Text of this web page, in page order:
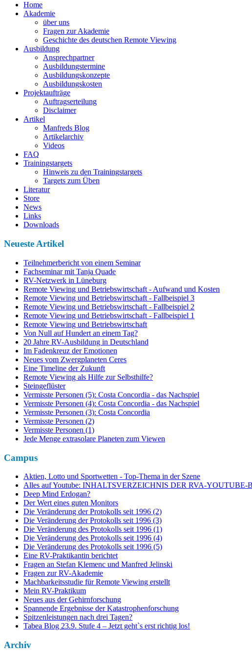
Home
Akademie
über uns
Fragen zur Akademie
Geschichte des deutschen Remote Viewing
Ausbildung
Ansprechpartner
Ausbildungstermine
Ausbildungskonzepte
Ausbildungskosten
Projektaufträge
Auftragserteilung
Disclaimer
Artikel
Manfreds Blog
Artikelarchiv
Videos
FAQ
Trainingstargets
Hinweis zu den Trainingstargets
Targets zum Üben
Literatur
Store
News
Links
Downloads
Neueste Artikel
Teilnehmerbericht von einem Seminar
Fachseminar mit Tanja Quade
RV-Netzwerk in Lüneburg
Remote Viewing und Betriebswirtschaft - Aufwand und Kosten
Remote Viewing und Betriebswirtschaft - Fallbeispiel 3
Remote Viewing und Betriebswirtschaft - Fallbeispiel 2
Remote Viewing und Betriebswirtschaft - Fallbeispiel 1
Remote Viewing und Betriebswirtschaft
Von Null auf Hundert an einem Tag?
20 Jahre RV-Ausbildung in Deutschland
Im Fadenkreuz der Emotionen
Neues vom Zwergplaneten Ceres
Eine Timeline der Zukunft
Remote Viewing als Hilfe zur Selbsthilfe?
Steingeflüster
Vermisste Personen (5): Costa Concordia - das Nachspiel
Vermisste Personen (4): Costa Concordia - das Nachspiel
Vermisste Personen (3): Costa Concordia
Vermisste Personen (2)
Vermisste Personen (1)
Jede Menge extrasolare Planeten zum Viewen
Campus
Aktien, Lotto und Sportwetten - Top-Thema in der Szene
Alles auf Youtube: INHALTSVERZEICHNIS DER RVA-YOUTUBE-
Deep Mind Erdogan?
Der Wert eines guten Monitors
Die Veränderung der Protokolls seit 1996 (2)
Die Veränderung der Protokolls seit 1996 (3)
Die Veränderung des Protokolls seit 1996 (1)
Die Veränderung des Protokolls seit 1996 (4)
Die Veränderung des Protokolls seit 1996 (5)
Eine RV-Praktikantin berichtet
Fragen an Stefan Klemenc und Manfred Jelinski
Fragen zur RV-Akademie
Machbarkeitsstudie für Remote Viewing erstellt
Mein RV-Praktikum
Neues aus der Gehirnforschung
Spannende Ergebnisse der Katastrophenforschung
Spitzenleistungen nach drei Tagen?
Tabea Blog 23.9. Stufe 4 – Jetzt geht`s erst richtig los!
Archiv